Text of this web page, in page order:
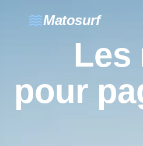
wavesMatosurf
Les
pour